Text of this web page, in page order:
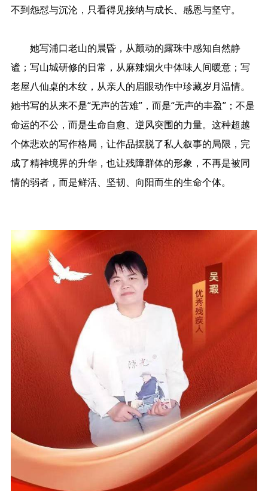
不到怨怼与沉沦，只看得见接纳与成长、感恩与坚守。
她写浦口老山的晨昏，从颤动的露珠中感知自然静
谧；写山城研修的日常，从麻辣烟火中体味人间暖意；写
老屋八仙桌的木纹，从亲人的眉眼动作中珍藏岁月温情。
她书写的从来不是“无声的苦难”，而是“无声的丰盈”；不是
命运的不公，而是生命自愈、逆风突围的力量。这种超越
个体悲欢的写作格局，让作品摆脱了私人叙事的局限，完
成了精神境界的升华，也让残障群体的形象，不再是被同
情的弱者，而是鲜活、坚韧、向阳而生的生命个体。